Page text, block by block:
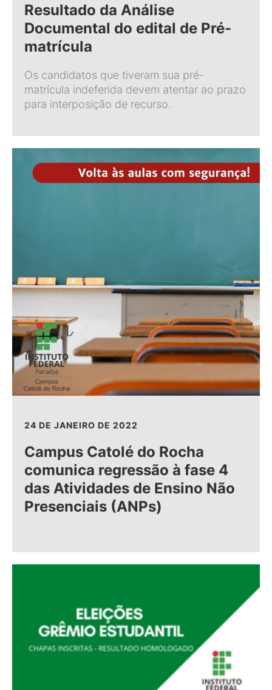
Resultado da Análise
Documental do edital de Pré-
matrícula
Os candidatos que tiveram sua pré-
matrícula indeferida devem atentar ao prazo
para interposição de recurso.
24 DE JANEIRO DE 2022
Campus Catolé do Rocha
comunica regressão à fase 4
das Atividades de Ensino Não
Presenciais (ANPs)